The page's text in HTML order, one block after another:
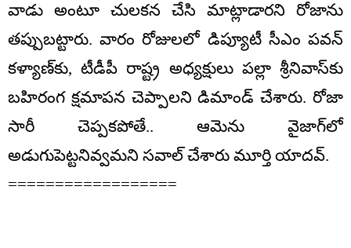
వాడు అంటూ చులకన చేసి మాట్లాడారని రోజాను
తప్పుబట్టారు. వారం రోజులలో డిప్యూటీ సీఎం పవన్
కళ్యాణ్‌కు, టీడీపీ రాష్ట్ర అధ్యక్షులు పల్లా శ్రీనివాస్‌కు
బహిరంగ క్షమాపన చెప్పాలని డిమాండ్ చేశారు. రోజా
సారీ చెప్పకపోతే.. ఆమెను వైజాగ్‌లో
అడుగుపెట్టనివ్వమని సవాల్ చేశారు మూర్తి యాదవ్.
==================